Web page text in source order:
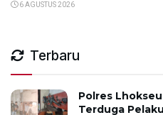
6 AGUSTUS 2026
Terbaru
Polres
Terduga